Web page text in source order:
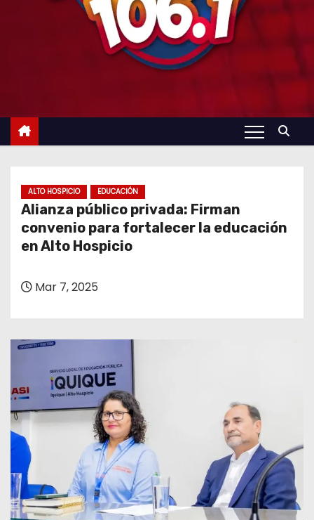
ALTO HOSPICIO EDUCACIÓN
Alianza público privada: Firman
convenio para fortalecer la educación
en Alto Hospicio
Mar 7, 2025